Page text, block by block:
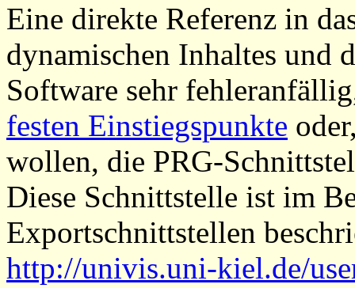
Eine direkte Referenz in
dynamischen Inhaltes und
Software sehr
festen Einstiegspunkte
wollen, die PRG-
Diese Schnittstelle ist im
Exportschnittstellen
http://univis.uni-kiel.de/